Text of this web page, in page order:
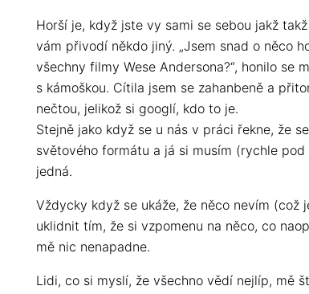
Horší je, když jste vy sami se sebou jakž
vám přivodí někdo jiný. „Jsem snad o něco
všechny filmy Wese Andersona?“, honilo se
s kámoškou. Cítila jsem se zahanbeně a
nečtou, jelikož si googlí, kdo to je.
Stejně jako když se u nás v práci řekne, že
světového formátu a já si musím (rychle
jedná.
Vždycky když se ukáže, že něco nevím (což
uklidnit tím, že si vzpomenu na něco, co
mě nic nenapadne.
Lidi, co si myslí, že všechno vědí nejlíp, mě